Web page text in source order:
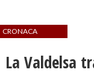
CRONACA
La Valdelsa